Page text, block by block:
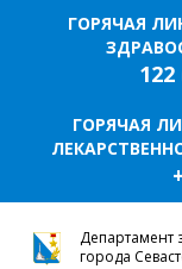
ГОРЯЧАЯ
ГОРЯЧАЯ
Департамент
города